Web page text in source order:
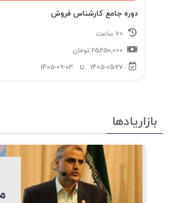
دوره جامع کارشناس فروش
25,250,000 تومان
1405-05-27
تا 1405-09-03
بازاریادها